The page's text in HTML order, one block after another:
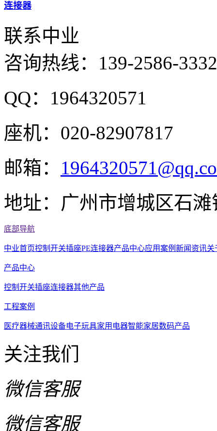
连接器
联系中业
咨询热线： 139-2586-3332
QQ：1964320571
座机：020-82907817
邮箱：
地址：广州市增城区石
底部导航
中业首页控制开关插座PE连接器产品中心应用案例 新闻资讯关
产品中心
控制开关插座连接器其他产品
工程案例
医疗器械通讯设备电子玩具家用电器智能家居数码产品
关注我们
微信客服
微信客服